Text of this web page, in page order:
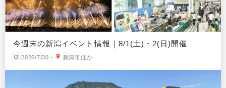
今週末の新潟イベント情報｜8/1(土)・2(日)開催
2026/7/30 ・ 新潟市ほか